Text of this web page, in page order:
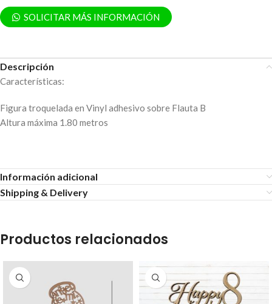
SOLICITAR MÁS INFORMACIÓN
Descripción
Características:
Figura troquelada en Vinyl adhesivo sobre Flauta B
Altura máxima 1.80 metros
Información adicional
Shipping & Delivery
Productos relacionados